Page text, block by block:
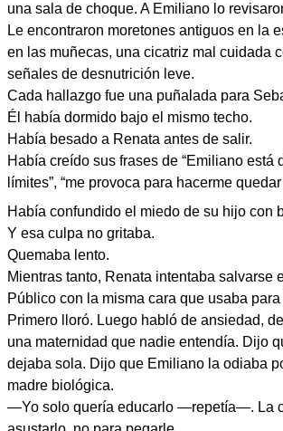
una sala de choque. A Emiliano lo
Le encontraron moretones antiguos en la
en las muñecas, una cicatriz mal cuidada
señales de desnutrición leve.
Cada hallazgo fue una puñalada para
Él había dormido bajo el mismo techo.
Había besado a Renata antes de salir.
Había creído sus frases de “Emiliano está
límites”, “me provoca para hacerme quedar
Había confundido el miedo de su hijo con
Y esa culpa no gritaba.
Quemaba lento.
Mientras tanto, Renata intentaba salvarse
Público con la misma cara que usaba para
Primero lloró. Luego habló de ansiedad,
una maternidad que nadie entendía. Dijo
dejaba sola. Dijo que Emiliano la odiaba
madre biológica.
—Yo solo quería educarlo —repetía—. La